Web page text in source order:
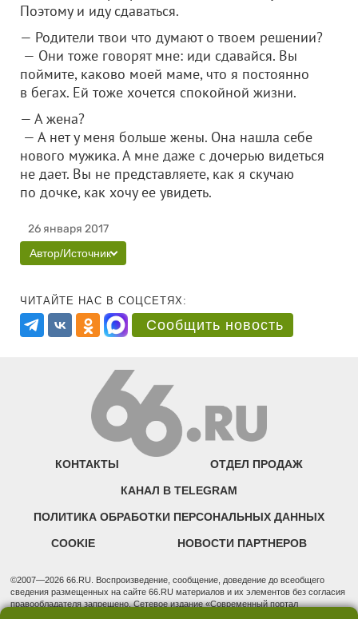
Поэтому и иду сдаваться.
— Родители твои что думают о твоем решении?
— Они тоже говорят мне: иди сдавайся. Вы
поймите, каково моей маме, что я постоянно
в бегах. Ей тоже хочется спокойной жизни.
— А жена?
— А нет у меня больше жены. Она нашла себе
нового мужика. А мне даже с дочерью видеться
не дает. Вы не представляете, как я скучаю
по дочке, как хочу ее увидеть.
26 января 2017
Автор/Источник
ЧИТАЙТЕ НАС В СОЦСЕТЯХ:
Сообщить новость
КОНТАКТЫ ОТДЕЛ ПРОДАЖ
КАНАЛ В TELEGRAM
ПОЛИТИКА ОБРАБОТКИ ПЕРСОНАЛЬНЫХ ДАННЫХ
COOKIE НОВОСТИ ПАРТНЕРОВ
©2007—2026 66.RU. Воспроизведение, сообщение, доведение до всеобщего
сведения размещенных на сайте 66.RU материалов и их элементов без согласия
правообладателя запрещено. Сетевое издание «Современный портал